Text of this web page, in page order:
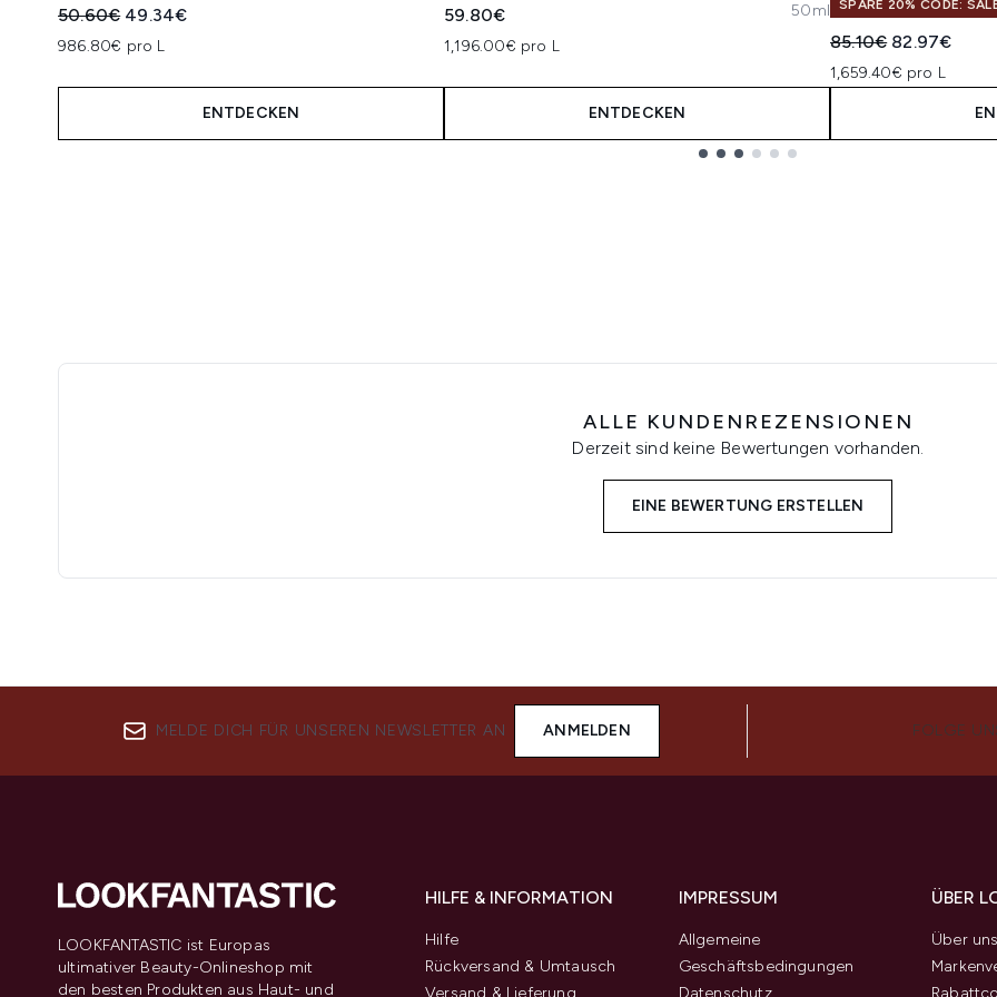
Unverbindliche Preisempfehlung:
50.60€ Aktueller Preis:
49.34€
986.80€ pro L
ENTDECKEN
59.80€
1,196.00€ pro L
50ml
ENTDECKEN
SPARE 20% CODE:
Unverbindliche
85.10€ Aktueller
82.97€
1,659.40€ pro L
ALLE KUNDENREZENSIONEN
Derzeit sind keine Bewertungen vorhanden.
EINE BEWERTUNG ERSTELLEN
MELDE DICH FÜR UNSEREN NEWSLETTER AN ANMELDEN FOLGE
LOOKFANTASTIC ist Europas
ultimativer Beauty-Onlineshop mit
den besten Produkten aus Haut- und
HILFE & INFORMATION
Hilfe
Rückversand & Umtausch
Versand & Lieferung
IMPRESSUM
Allgemeine
Geschäftsbedingungen
Datenschutz
ÜBER
Über uns